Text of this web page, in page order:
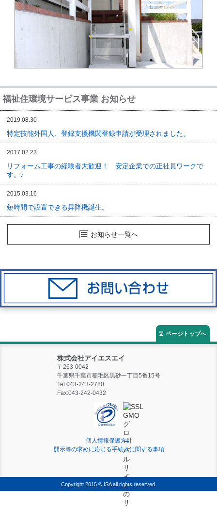
福祉住環境サービス事業 お知らせ
2019.08.30
特定技能外国人、登録支援機関登録申請が受理されました。
2017.02.23
リフォーム工事の経験者大歓迎！ 安定企業での正社員ワークで
す。♪
2015.03.16
短時間で設置できる昇降機誕生。
お知らせ一覧へ
ページトップへ
株式会社アイエスエイ
〒263-0042
千葉県千葉市稲毛区黒砂一丁目5番15号
Tel:043-243-2780
Fax:043-242-0432
個人情報保護方針
開示等の求めに応じる手続きに関する事項
Copyright 2015 © ISA all rights reserved.